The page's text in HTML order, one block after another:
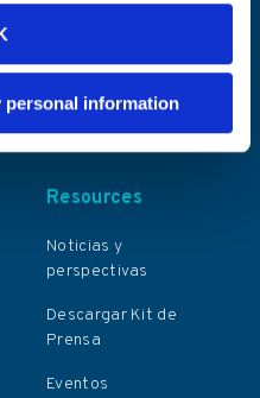
personal information
Resources
Noticias y
perspectivas
Descargar Kit de
Prensa
Eventos